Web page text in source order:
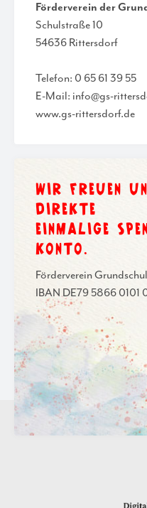
Förderverein der
Schulstraße 10
54636 Rittersdorf
Telefon: 0 65 61 39 55
E-Mail: info@gs-
www.gs-rittersdorf.de
WIR FREUEN
DIREKTE
EINMALIGE
KONTO.
Förderverein
IBAN DE79 5866